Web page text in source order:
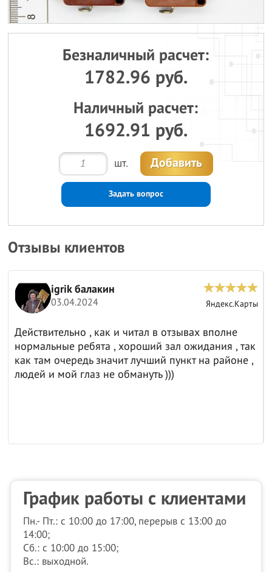
Безналичный расчет:
1782.96 руб.
Наличный расчет:
1692.91 руб.
шт. Добавить
Задать вопрос
Отзывы клиентов
igrik балакин
03.04.2024 Яндекс.Карты
Действительно , как и читал в отзывах вполне
нормальные ребята , хороший зал ожидания , так
как там очередь значит лучший пункт на районе ,
людей и мой глаз не обмануть )))
График работы с клиентами
Пн.- Пт.: с 10:00 до 17:00, перерыв с 13:00 до
14:00;
Сб.: с 10:00 до 15:00;
Вс.: выходной.